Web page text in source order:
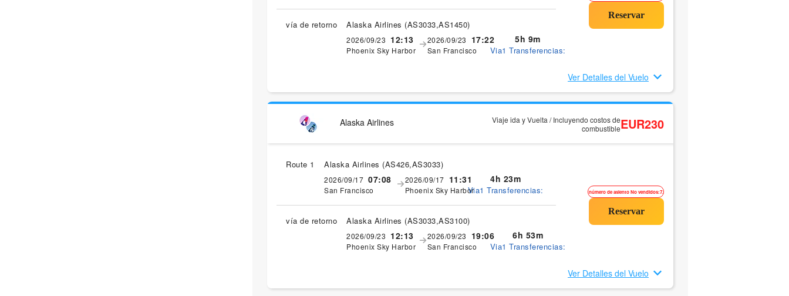
vía de retorno Alaska Airlines (AS3033,AS1450)
2026/09/23 12:13
Phoenix Sky Harbor
2026/09/23 17:22
San Francisco
5h 9m
Via1 Transferencias:
Ver Detalles del Vuelo
Alaska Airlines
Viaje ida y Vuelta / Incluyendo costos de
combustibleEUR230
Route 1 Alaska Airlines (AS426,AS3033)
2026/09/17 07:08
San Francisco
2026/09/17 11:31
Phoenix Sky Harbor
4h 23m
Via1 Transferencias:
vía de retorno Alaska Airlines (AS3033,AS3100)
2026/09/23 12:13
Phoenix Sky Harbor
2026/09/23 19:06
San Francisco
6h 53m
Via1 Transferencias:
número de asiento No vendidos:7.
Ver Detalles del Vuelo